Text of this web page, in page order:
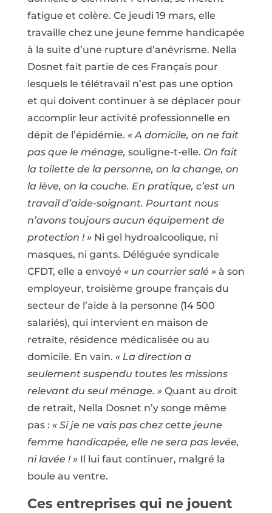
fatigue et colère. Ce jeudi 19 mars, elle
travaille chez une jeune femme handicapée
à la suite d’une rupture d’anévrisme. Nella
Dosnet fait partie de ces Français pour
lesquels le télétravail n’est pas une option
et qui doivent continuer à se déplacer pour
accomplir leur activité professionnelle en
dépit de l’épidémie. « A domicile, on ne fait
pas que le ménage, souligne-t-elle. On fait
la toilette de la personne, on la change, on
la lève, on la couche. En pratique, c’est un
travail d’aide-soignant. Pourtant nous
n’avons toujours aucun équipement de
protection ! »Ni gel hydroalcoolique, ni
masques, ni gants. Déléguée syndicale
CFDT, elle a envoyé « un courrier salé »à son
employeur, troisième groupe français du
secteur de l’aide à la personne (14 500
salariés), qui intervient en maison de
retraite, résidence médicalisée ou au
domicile. En vain. « La direction a
seulement suspendu toutes les missions
relevant du seul ménage. »Quant au droit
de retrait, Nella Dosnet n’y songe même
pas : « Si je ne vais pas chez cette jeune
femme handicapée, elle ne sera pas levée,
ni lavée ! »Il lui faut continuer, malgré la
boule au ventre.
Ces entreprises qui ne jouent